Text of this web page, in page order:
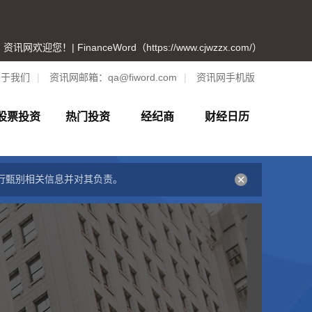
资讯网欢迎您！| FinanceWord（https://www.cjwzzx.com/）
我们 | 资讯网邮箱： qa@fiword.com | 资讯网手机版
票投资 热门投资 经纪商 财经日历
别相关信息并对其负责。